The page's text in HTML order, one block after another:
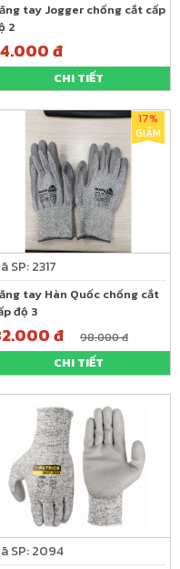
tay Jogger chống cắt cấp
2
đ
CHI TIẾT
17%
GIẢM
SP: 2317
tay Hàn Quốc chống cắt
độ 3
đ 98.000 đ
CHI TIẾT
SP: 2094